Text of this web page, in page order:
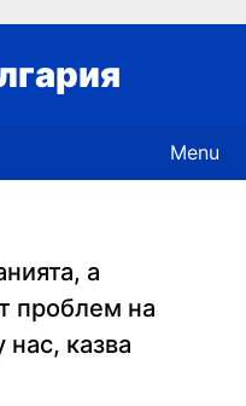
Menu
а
проблем на
нас, казва